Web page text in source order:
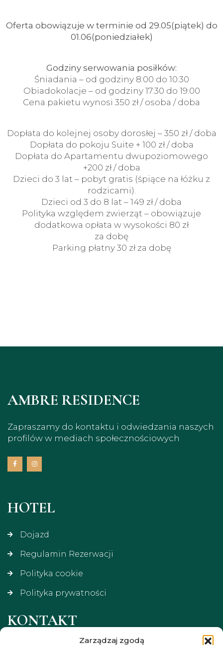
Zarządzaj zgodą
Oferta obowiązuje w terminie od 29.05(piątek) do
01.06(poniedziałek)
Godziny serwowania posiłków:
Śniadania – od godziny 8:00 do 10:30
Obiadokolacje – od godziny 17:30 do 19:00
Cena pakietu wynosi 350 zł / osoba / doba
Dopłata do kolejnej osoby dorosłej – 350 zł / doba
Dopłata do pokoju Suite + 100 zł / doba
Dopłata do Apartamentu dwupoziomowego
+200 zł / doba
Dzieci do 3 lat – pobyt gratis (śpiące na łóżku z
rodzicami).
Dzieci od 3 do 8 lat – 149 zł / doba
Polityka względem zwierząt – obowiązuje
dodatkowa opłata w wysokości 80 zł
za dobę
Parking płatny 30 zł za dobę
AMBRE RESIDENCE
Zapraszamy do kontaktu i odwiedzania naszych
profilów w mediach społecznościowych
HOTEL
Dojazd
Regulamin Rezerwacji
Polityka cookie
Polityka prywatności
KONTAKT